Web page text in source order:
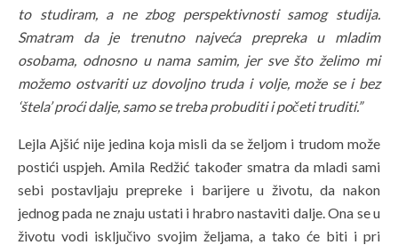
to studiram, a ne zbog perspektivnosti samog studija.
Smatram da je trenutno najveća prepreka u mladim
osobama, odnosno u nama samim, jer sve što želimo mi
možemo ostvariti uz dovoljno truda i volje, može se i bez
‘štela’ proći dalje, samo se treba probuditi i početi truditi.”
Lejla Ajšić nije jedina koja misli da se željom i trudom može
postići uspjeh. Amila Redžić također smatra da mladi sami
sebi postavljaju prepreke i barijere u životu, da nakon
jednog pada ne znaju ustati i hrabro nastaviti dalje. Ona se u
životu vodi isključivo svojim željama, a tako će biti i pri